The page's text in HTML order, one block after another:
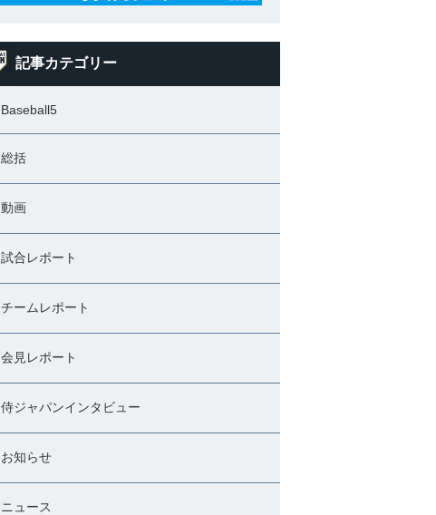
記事カテゴリー
Baseball5
総括
動画
試合レポート
チームレポート
会見レポート
侍ジャパンインタビュー
お知らせ
ニュース